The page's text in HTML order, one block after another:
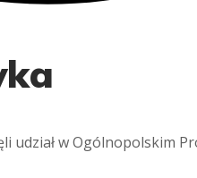
udział w Ogólnopolskim